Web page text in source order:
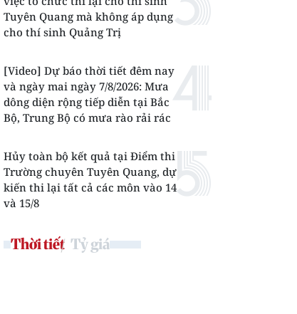
Tuyên Quang mà không áp dụng
cho thí sinh Quảng Trị
[Video] Dự báo thời tiết đêm nay
và ngày mai ngày 7/8/2026: Mưa
dông diện rộng tiếp diễn tại Bắc
Bộ, Trung Bộ có mưa rào rải rác
Hủy toàn bộ kết quả tại Điểm thi
Trường chuyên Tuyên Quang, dự
kiến thi lại tất cả các môn vào 14
và 15/8
Thời tiết Tỷ giá